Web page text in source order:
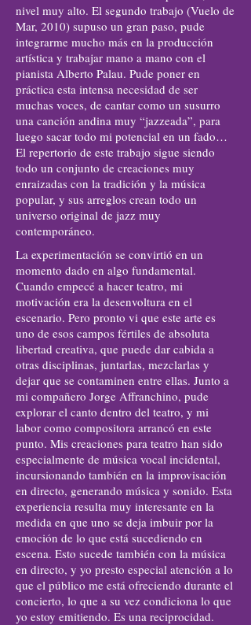
nivel muy alto. El segundo trabajo (Vuelo de
Mar, 2010) supuso un gran paso, pude
integrarme mucho más en la producción
artística y trabajar mano a mano con el
pianista Alberto Palau. Pude poner en
práctica esta intensa necesidad de ser
muchas voces, de cantar como un susurro
una canción andina muy “jazzeada”, para
luego sacar todo mi potencial en un fado…
El repertorio de este trabajo sigue siendo
todo un conjunto de creaciones muy
enraizadas con la tradición y la música
popular, y sus arreglos crean todo un
universo original de jazz muy
contemporáneo.
La experimentación se convirtió en un
momento dado en algo fundamental.
Cuando empecé a hacer teatro, mi
motivación era la desenvoltura en el
escenario. Pero pronto vi que este arte es
uno de esos campos fértiles de absoluta
libertad creativa, que puede dar cabida a
otras disciplinas, juntarlas, mezclarlas y
dejar que se contaminen entre ellas. Junto a
mi compañero Jorge Affranchino, pude
explorar el canto dentro del teatro, y mi
labor como compositora arrancó en este
punto. Mis creaciones para teatro han sido
especialmente de música vocal incidental,
incursionando también en la improvisación
en directo, generando música y sonido. Esta
experiencia resulta muy interesante en la
medida en que uno se deja imbuir por la
emoción de lo que está sucediendo en
escena. Esto sucede también con la música
en directo, y yo presto especial atención a lo
que el público me está ofreciendo durante el
concierto, lo que a su vez condiciona lo que
yo estoy emitiendo. Es una reciprocidad.